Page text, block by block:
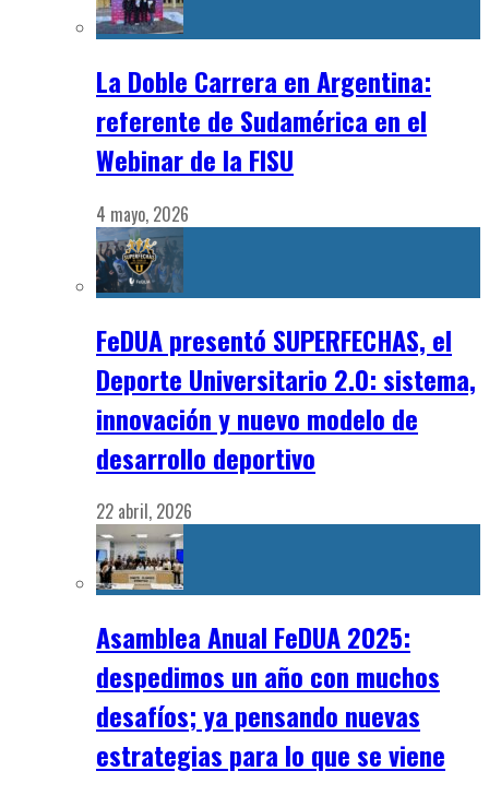
La Doble Carrera en Argentina:
referente de Sudamérica en el
Webinar de la FISU
4 mayo, 2026
FeDUA presentó SUPERFECHAS, el
Deporte Universitario 2.0: sistema,
innovación y nuevo modelo de
desarrollo deportivo
22 abril, 2026
Asamblea Anual FeDUA 2025:
despedimos un año con muchos
desafíos; ya pensando nuevas
estrategias para lo que se viene